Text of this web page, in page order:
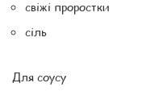
свіжі проростки
сіль
Для соусу